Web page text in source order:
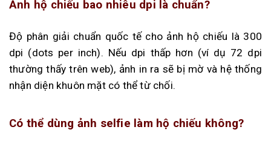
Ảnh hộ chiếu bao nhiêu dpi là chuẩn?
Độ phân giải chuẩn quốc tế cho ảnh hộ chiếu là 300
dpi (dots per inch). Nếu dpi thấp hơn (ví dụ 72 dpi
thường thấy trên web), ảnh in ra sẽ bị mờ và hệ thống
nhận diện khuôn mặt có thể từ chối.
Có thể dùng ảnh selfie làm hộ chiếu không?